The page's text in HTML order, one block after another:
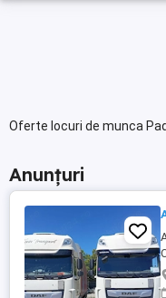
Oferte locuri de munca
Anunțuri